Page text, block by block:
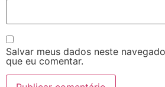
Salvar meus dados neste
que eu comentar.